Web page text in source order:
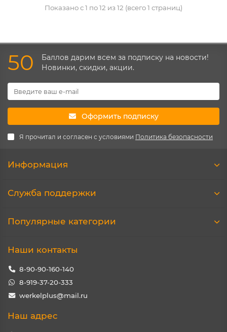
Показано с 1 по 12 из 12 (всего 1 страниц)
50
Баллов дарим всем за подписку на новости!
Новинки, скидки, акции.
Оформить подписку
Я прочитал и согласен с условиями Политика безопасности
Информация
Служба поддержки
Популярные категории
Наши контакты
8-90-90-160-140
8-919-37-20-333
werkelplus@mail.ru
Наш адрес